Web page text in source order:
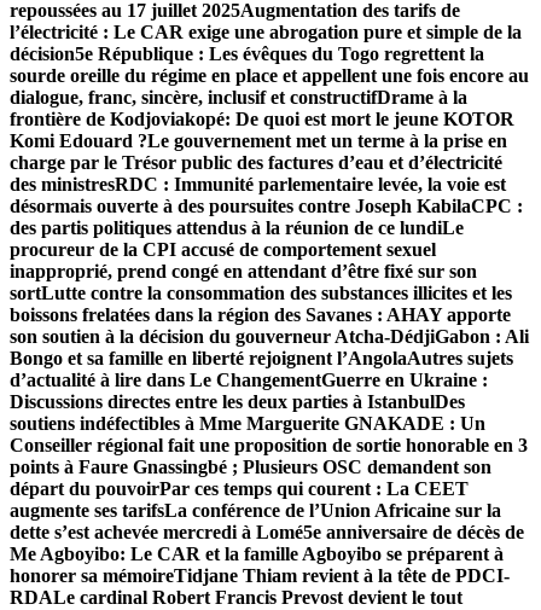
repoussées au 17 juillet 2025Augmentation des tarifs de
l’électricité : Le CAR exige une abrogation pure et simple de la
décision5e République : Les évêques du Togo regrettent la
sourde oreille du régime en place et appellent une fois encore au
dialogue, franc, sincère, inclusif et constructifDrame à la
frontière de Kodjoviakopé: De quoi est mort le jeune KOTOR
Komi Edouard ?Le gouvernement met un terme à la prise en
charge par le Trésor public des factures d’eau et d’électricité
des ministresRDC : Immunité parlementaire levée, la voie est
désormais ouverte à des poursuites contre Joseph KabilaCPC :
des partis politiques attendus à la réunion de ce lundiLe
procureur de la CPI accusé de comportement sexuel
inapproprié, prend congé en attendant d’être fixé sur son
sortLutte contre la consommation des substances illicites et les
boissons frelatées dans la région des Savanes : AHAY apporte
son soutien à la décision du gouverneur Atcha-DédjiGabon : Ali
Bongo et sa famille en liberté rejoignent l’AngolaAutres sujets
d’actualité à lire dans Le ChangementGuerre en Ukraine :
Discussions directes entre les deux parties à IstanbulDes
soutiens indéfectibles à Mme Marguerite GNAKADE : Un
Conseiller régional fait une proposition de sortie honorable en 3
points à Faure Gnassingbé ; Plusieurs OSC demandent son
départ du pouvoirPar ces temps qui courent : La CEET
augmente ses tarifsLa conférence de l’Union Africaine sur la
dette s’est achevée mercredi à Lomé5e anniversaire de décès de
Me Agboyibo: Le CAR et la famille Agboyibo se préparent à
honorer sa mémoireTidjane Thiam revient à la tête de PDCI-
RDALe cardinal Robert Francis Prevost devient le tout